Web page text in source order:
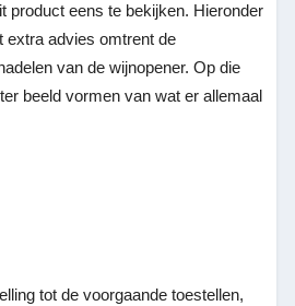
product eens te bekijken. Hieronder
extra advies omtrent de
van de wijnopener. Op die
beeld vormen van wat er allemaal
tot de voorgaande toestellen,